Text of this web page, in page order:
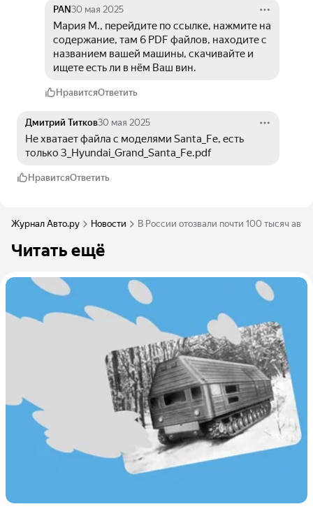
PAN30 мая 2025
Мария М., перейдите по ссылке, нажмите на
содержание, там 6 PDF файлов, находите с
названием вашей машины, скачивайте и
ищете есть ли в нём Ваш вин.
НравитсяОтветить
Дмитрий Титков30 мая 2025
Не хватает файла с моделями Santa_Fe, есть
только 3_Hyundai_Grand_Santa_Fe.pdf
НравитсяОтветить
Журнал Авто.ру Новости В России отозвали почти 100 тысяч
Читать ещё